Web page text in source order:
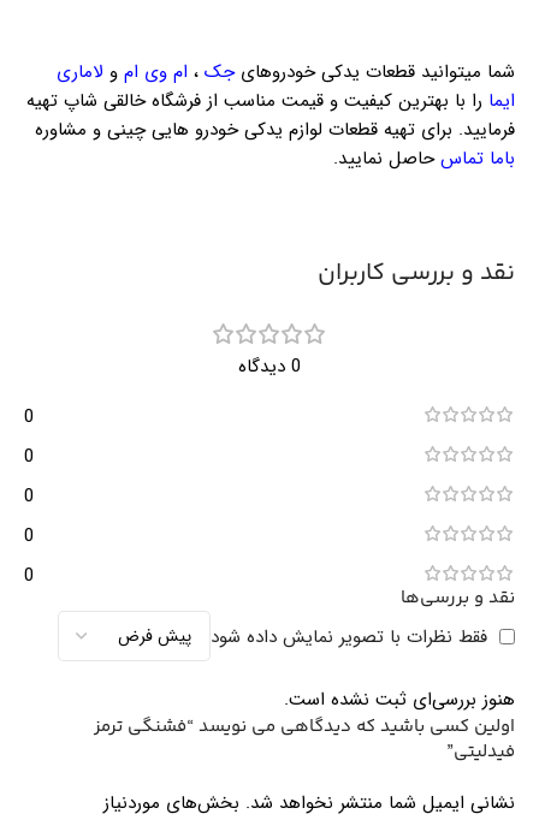
شما میتوانید قطعات یدکی خودروهایجک ، ام وی ام و لاماری
ایما را با بهترین کیفیت و قیمت مناسب از فرشگاه خالقی شاپ تهیه
فرمایید. برای تهیه قطعات لوازم یدکی خودرو هایی چینی و مشاوره
باما تماس حاصل نمایید.
نقد و بررسی کاربران
0 دیدگاه
0
0
0
0
0
نقد و بررسی‌ها
فقط نظرات با تصویر نمایش داده شود
هنوز بررسی‌ای ثبت نشده است.
اولین کسی باشید که دیدگاهی می نویسد “فشنگی ترمز
فیدلیتی”
نشانی ایمیل شما منتشر نخواهد شد. بخش‌های موردنیاز